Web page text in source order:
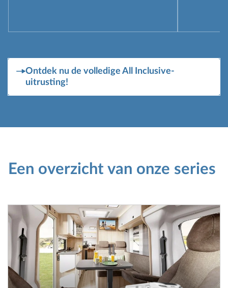
Ontdek nu de volledige All Inclusive-
uitrusting!
Een overzicht van onze series